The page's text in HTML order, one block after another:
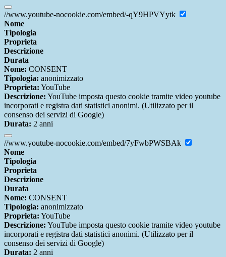
//www.youtube-nocookie.com/embed/-qY9HPVYytk
Nome
Tipologia
Proprieta
Descrizione
Durata
Nome: CONSENT
Tipologia: anonimizzato
Proprieta: YouTube
Descrizione: YouTube imposta questo cookie tramite video youtube
incorporati e registra dati statistici anonimi. (Utilizzato per il
consenso dei servizi di Google)
Durata: 2 anni
//www.youtube-nocookie.com/embed/7yFwbPWSBAk
Nome
Tipologia
Proprieta
Descrizione
Durata
Nome: CONSENT
Tipologia: anonimizzato
Proprieta: YouTube
Descrizione: YouTube imposta questo cookie tramite video youtube
incorporati e registra dati statistici anonimi. (Utilizzato per il
consenso dei servizi di Google)
Durata: 2 anni